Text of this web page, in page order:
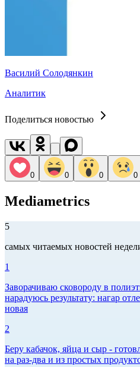
Василий Солодянкин
Аналитик
Поделиться новостью
0 0 0 0
Mediametrics
5
самых читаемых новостей
1
Заворачиваю сковороду в
нарадуюсь результату: нагар
новая
2
Беру кабачок, яйца и сыр -
на раз-два и из простых